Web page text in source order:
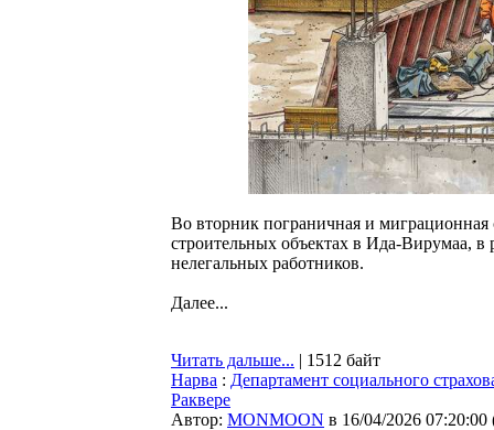
Во вторник пограничная и
строительных объектах в Ида-Вирумаа, в
нелегальных работников.
Далее...
Читать дальше... | 1512 байт
Нарва : Департамент социального
Раквере
Автор: MONMOON в 16/04/2026 07:20:00